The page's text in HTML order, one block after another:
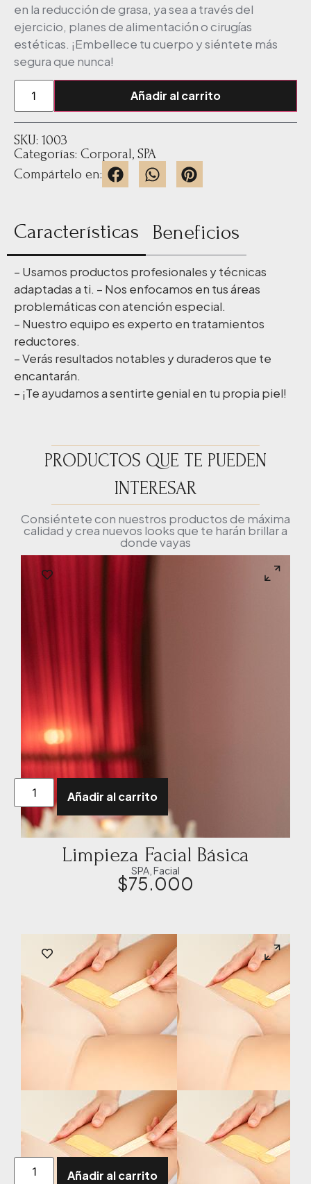
en la reducción de grasa, ya sea a través del
ejercicio, planes de alimentación o cirugías
estéticas. ¡Embellece tu cuerpo y siéntete más
segura que nunca!
Añadir al carrito
SKU: 1003
Categorías: Corporal, SPA
Compártelo en:
Características Beneficios
– Usamos productos profesionales y técnicas
adaptadas a ti. – Nos enfocamos en tus áreas
problemáticas con atención especial.
– Nuestro equipo es experto en tratamientos
reductores.
– Verás resultados notables y duraderos que te
encantarán.
– ¡Te ayudamos a sentirte genial en tu propia piel!
PRODUCTOS QUE TE PUEDEN
INTERESAR
Consiéntete con nuestros productos de máxima
calidad y crea nuevos looks que te harán brillar a
donde vayas
Añadir al carrito
Limpieza Facial Básica
SPA Facial
$75.000
Añadir al carrito